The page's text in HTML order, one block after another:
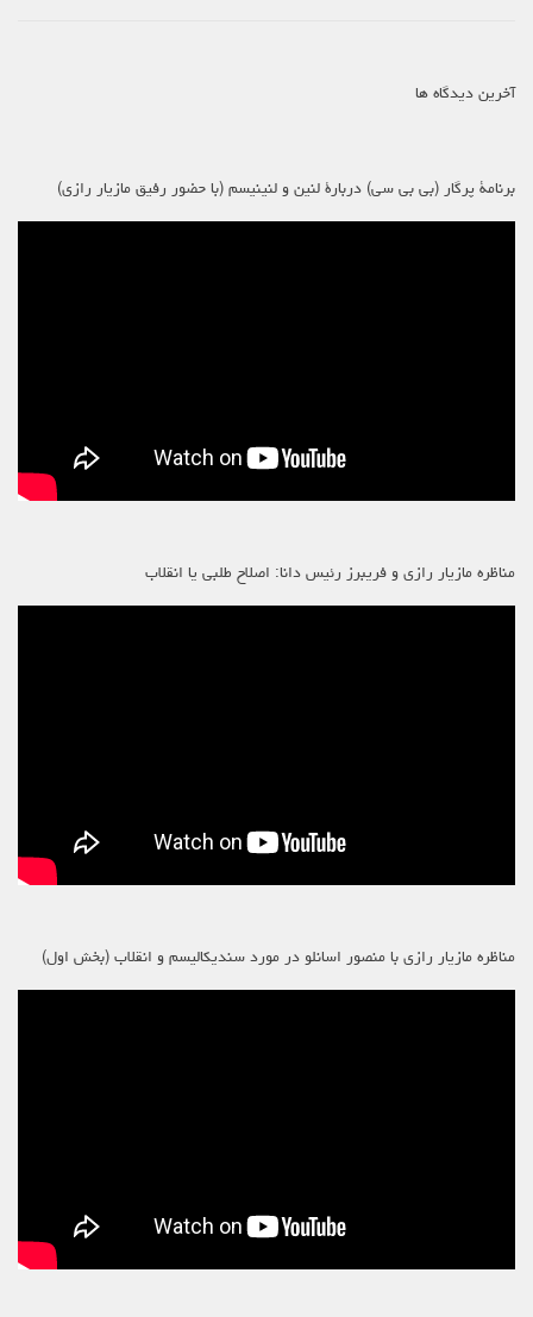
آخرین دیدگاه ها
برنامۀ پرگار (بی بی سی) دربارۀ لنین و لنینیسم (با حضور رفیق مازیار رازی)
مناظره مازیار رازی و فریبرز رئیس دانا: اصلاح طلبی یا انقلاب
مناظره مازیار رازی با منصور اسانلو در مورد سندیکالیسم و انقلاب (بخش اول)